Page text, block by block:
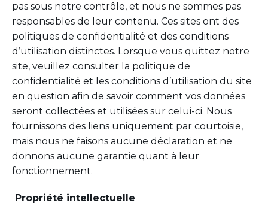
pas sous notre contrôle, et nous ne sommes pas
responsables de leur contenu. Ces sites ont des
politiques de confidentialité et des conditions
d’utilisation distinctes. Lorsque vous quittez notre
site, veuillez consulter la politique de
confidentialité et les conditions d’utilisation du site
en question afin de savoir comment vos données
seront collectées et utilisées sur celui-ci. Nous
fournissons des liens uniquement par courtoisie,
mais nous ne faisons aucune déclaration et ne
donnons aucune garantie quant à leur
fonctionnement.
Propriété intellectuelle